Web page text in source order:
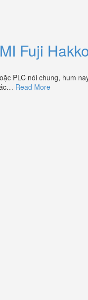
Fuji
PLC nói chung, hum
Read More